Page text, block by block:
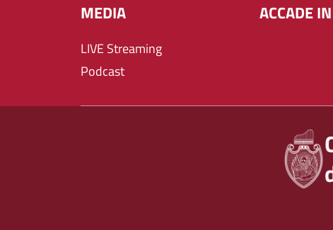
MEDIA
LIVE Streaming
Podcast
ACCADE